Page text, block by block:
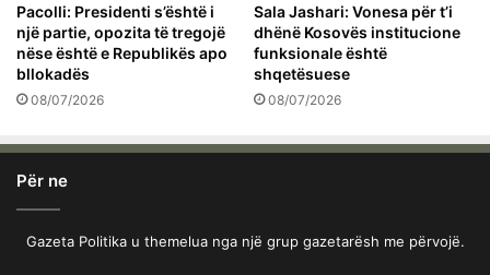
Pacolli: Presidenti s’është i
një partie, opozita të tregojë
nëse është e Republikës apo
bllokadës
08/07/2026
Sala Jashari: Vonesa për t’i
dhënë Kosovës institucione
funksionale është
shqetësuese
08/07/2026
Për ne
Gazeta Politika u themelua nga një grup gazetarësh me përvojë.